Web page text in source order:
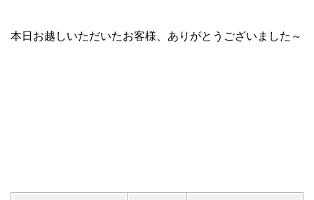
本日お越しいただいたお客様、ありがとうございました～